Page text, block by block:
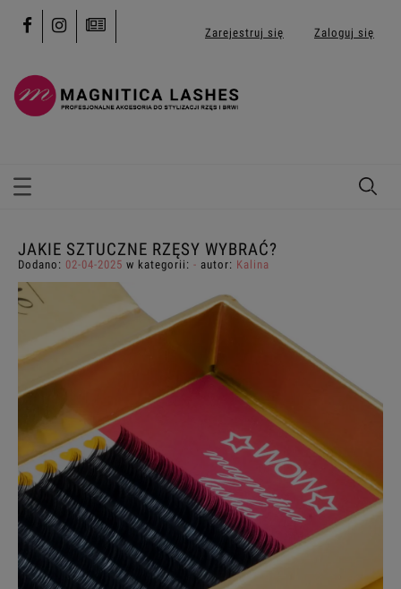
Zarejestruj się Zaloguj się
JAKIE SZTUCZNE RZĘSY WYBRAĆ?
Dodano: 02-04-2025 w kategorii: - autor: Kalina